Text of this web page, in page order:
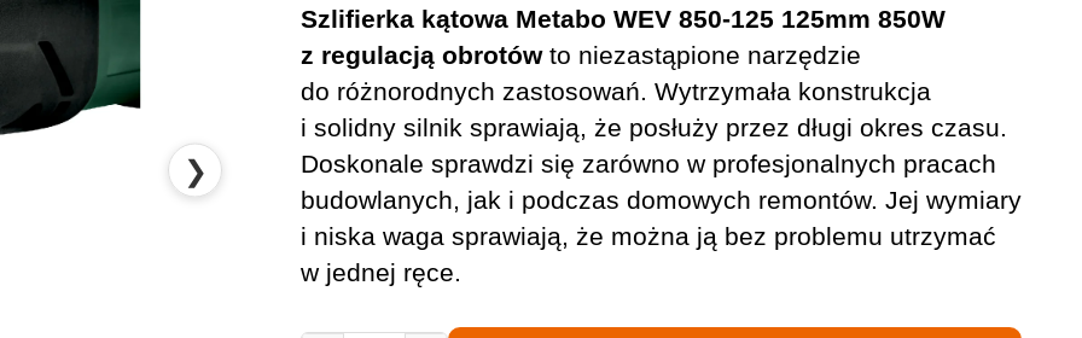
❯
Szlifierka kątowa Metabo WEV 850-125 125mm 850W
z regulacją obrotówto niezastąpione narzędzie
do różnorodnych zastosowań. Wytrzymała konstrukcja
i solidny silnik sprawiają, że posłuży przez długi okres czasu.
Doskonale sprawdzi się zarówno w profesjonalnych pracach
budowlanych, jak i podczas domowych remontów. Jej wymiary
i niska waga sprawiają, że można ją bez problemu utrzymać
w jednej ręce.